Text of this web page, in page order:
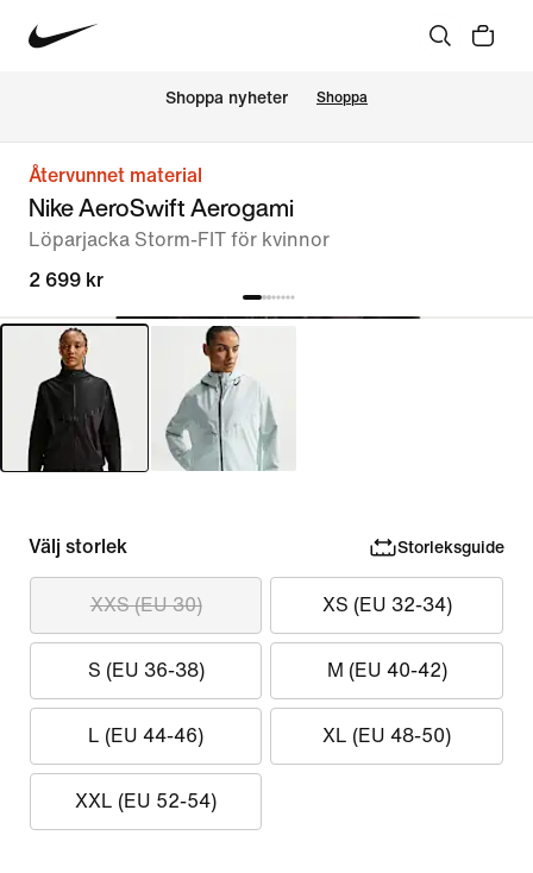
Shoppa nyheter Shoppa
Återvunnet material
Nike AeroSwift Aerogami
Löparjacka Storm-FIT för kvinnor
2 699 kr
Välj storlek Storleksguide
XXS (EU 30) XS (EU 32-34)
S (EU 36-38) M (EU 40-42)
L (EU 44-46) XL (EU 48-50)
XXL (EU 52-54)